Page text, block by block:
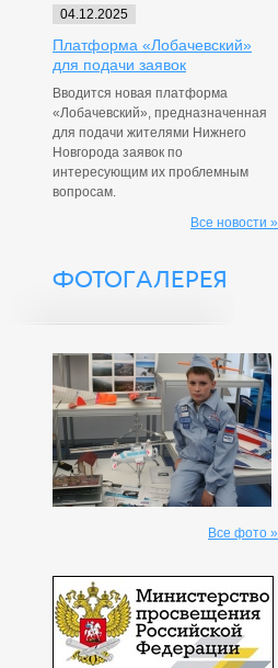
04.12.2025
Платформа «Лобачевский»
для подачи заявок
Вводится новая платформа
«Лобачевский», предназначенная
для подачи жителями Нижнего
Новгорода заявок по
интересующим их проблемным
вопросам.
Все новости »
ФОТОГАЛЕРЕЯ
Все фото »